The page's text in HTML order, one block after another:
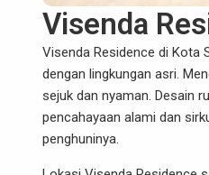
Visenda
Visenda Residence di Kota
dengan lingkungan asri.
sejuk dan nyaman. Desain
pencahayaan alami dan
penghuninya.